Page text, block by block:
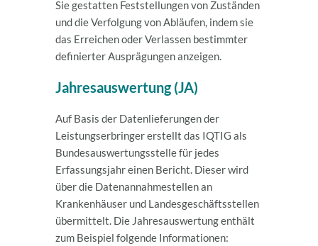
Sie gestatten Feststellungen von Zuständen
und die Verfolgung von Abläufen, indem sie
das Erreichen oder Verlassen bestimmter
definierter Ausprägungen anzeigen.
Jahresauswertung (JA)
Auf Basis der Datenlieferungen der
Leistungserbringer erstellt das IQTIG als
Bundesauswertungsstelle für jedes
Erfassungsjahr einen Bericht. Dieser wird
über die Datenannahmestellen an
Krankenhäuser und Landesgeschäftsstellen
übermittelt. Die Jahresauswertung enthält
zum Beispiel folgende Informationen: